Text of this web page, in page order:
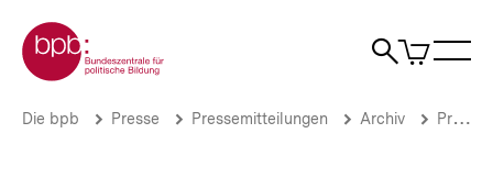
zum
Seiteninhalt
springen
Zur Startseite der bpb
Suche
Artikel
im
EinBrotkrümelnavigation
Pfadnavigation
Die bpb Presse Pressemitteilungen Archiv Pressemitteilungen 2003